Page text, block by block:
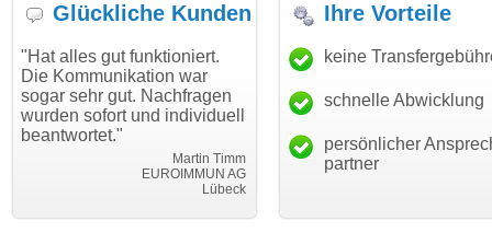
Glückliche Kunden
gut funktioniert.
war
gut. Nachfragen
und individuell
EUROIMMUN AG
"Danke für den schnellen
Transfer und guten Service!"
Thomas Schäfer
i can eckert communication GmbH
"Ich
haben.
mein
Ihre Vorteile
keine
schnelle Abwicklung
persönlicher
partner